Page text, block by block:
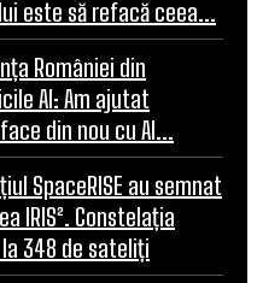
este să refacă ceea...
României din
AI: Am ajutat
din nou cu AI...
SpaceRISE au semnat
IRIS². Constelația
348 de sateliți